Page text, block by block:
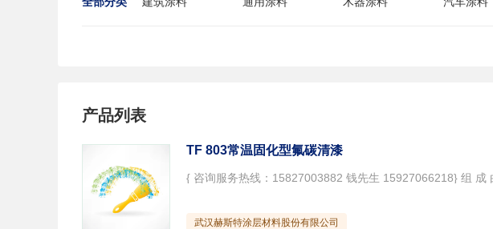
产品列表
TF 803常温固化型氟碳清漆
武汉赫斯特涂层材料股份有限公司